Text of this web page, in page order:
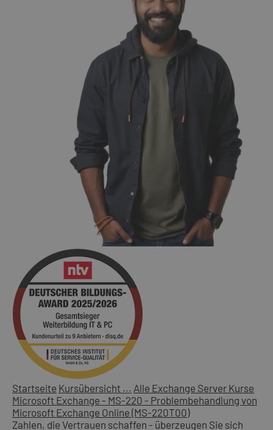
Startseite Kursübersicht ... Alle Exchange Server Kurse
Microsoft Exchange - MS-220 - Problembehandlung von
Microsoft Exchange Online (MS-220T00)
Zahlen, die Vertrauen schaffen - überzeugen Sie sich